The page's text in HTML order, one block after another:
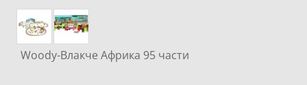
Woody-Влакче Африка 95 части